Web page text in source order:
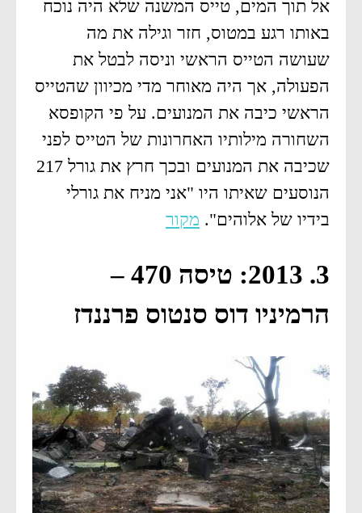
אל תוך המים, טייס המשנה שלא היה נוכח
באותו רגע במטוס, חזר וגילה את מה
שעושה הטייס הראשי וניסה לבטל את
הפעולה, אך היה מאוחר מדי מכיוון שהטייס
הראשי כיבה את המנועים. על פי הקופסא
השחורה מילותיו האחרונות של הטייס לפני
שכיבה את המנועים ובכך חרץ את גורל 217
הנוסעים שאיתו היו "אני מניח את גורלי
בידיו של אלוהים". מקור
3. 2013: טיסה 470 –
הרמיניו דוס סנטוס פרננדז